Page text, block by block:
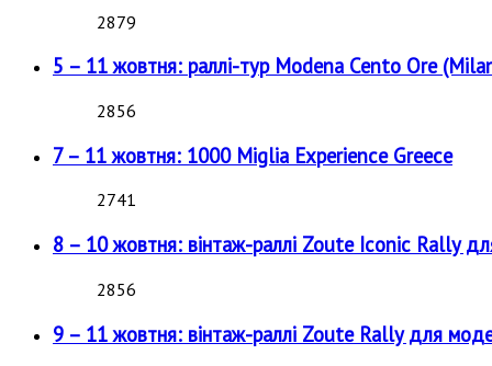
2879
5 – 11 жовтня: раллі-тур Modena Cento Ore
2856
7 – 11 жовтня: 1000 Miglia Experience Greece
2741
8 – 10 жовтня: вінтаж-раллі Zoute Iconic Rally
2856
9 – 11 жовтня: вінтаж-раллі Zoute Rally для